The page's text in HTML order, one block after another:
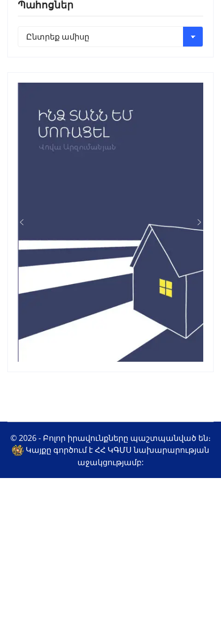
Պահոցներ
© 2026 - Բոլոր իրավունքները պաշտպանված են։
Կայքը գործում է ՀՀ ԿԳՄՍ նախարարության
աջակցությամբ: